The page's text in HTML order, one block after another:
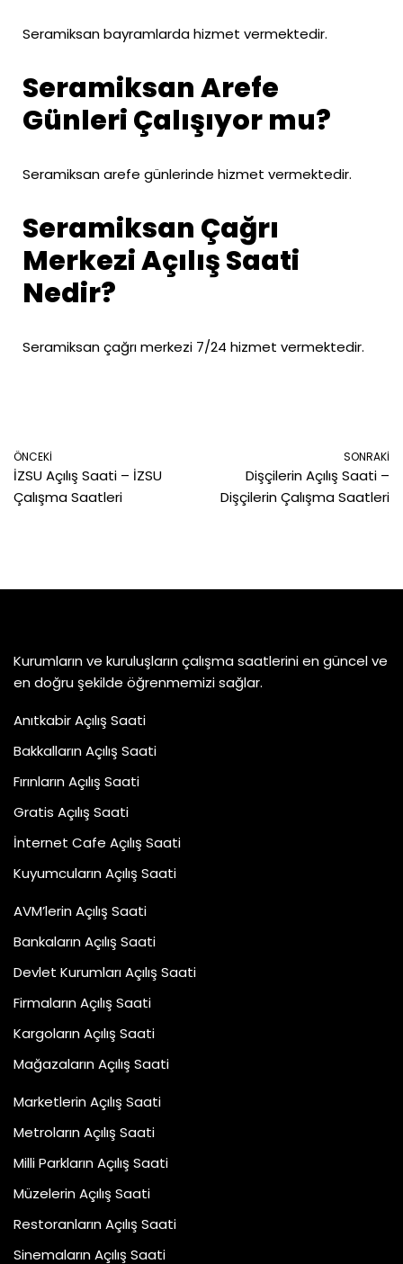
Seramiksan bayramlarda hizmet vermektedir.
Seramiksan Arefe
Günleri Çalışıyor mu?
Seramiksan arefe günlerinde hizmet vermektedir.
Seramiksan Çağrı
Merkezi Açılış Saati
Nedir?
Seramiksan çağrı merkezi 7/24 hizmet vermektedir.
ÖNCEKI
İZSU Açılış Saati – İZSU
Çalışma Saatleri
SONRAKI
Dişçilerin Açılış Saati –
Dişçilerin Çalışma Saatleri
Kurumların ve kuruluşların çalışma saatlerini en güncel ve
en doğru şekilde öğrenmemizi sağlar.
Anıtkabir Açılış Saati
Bakkalların Açılış Saati
Fırınların Açılış Saati
Gratis Açılış Saati
İnternet Cafe Açılış Saati
Kuyumcuların Açılış Saati
AVM’lerin Açılış Saati
Bankaların Açılış Saati
Devlet Kurumları Açılış Saati
Firmaların Açılış Saati
Kargoların Açılış Saati
Mağazaların Açılış Saati
Marketlerin Açılış Saati
Metroların Açılış Saati
Milli Parkların Açılış Saati
Müzelerin Açılış Saati
Restoranların Açılış Saati
Sinemaların Açılış Saati